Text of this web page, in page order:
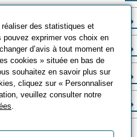
des statistiques et
pouvez exprimer vos choix en
d’avis à tout moment en
cookies » située en bas de
souhaitez en savoir plus sur
cliquez sur « Personnaliser
veuillez consulter notre